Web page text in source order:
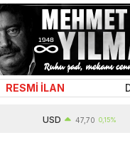
RESMİ İLAN
47,70 0,15%